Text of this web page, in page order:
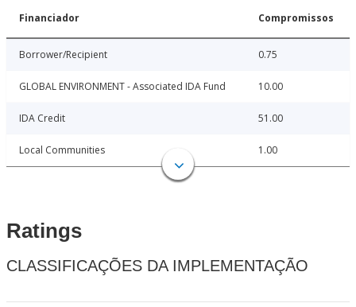
Financiador Compromissos
Borrower/Recipient 0.75
GLOBAL ENVIRONMENT - Associated IDA Fund 10.00
IDA Credit 51.00
Local Communities 1.00
Ratings
CLASSIFICAÇÕES DA IMPLEMENTAÇÃO